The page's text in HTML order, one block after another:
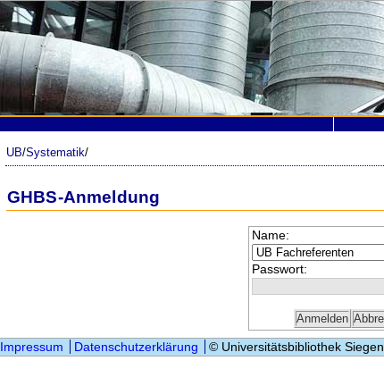
UB/Systematik/
GHBS-Anmeldung
Name:
Passwort:
Impressum Datenschutzerklärung © Universitätsbibliothek Siegen